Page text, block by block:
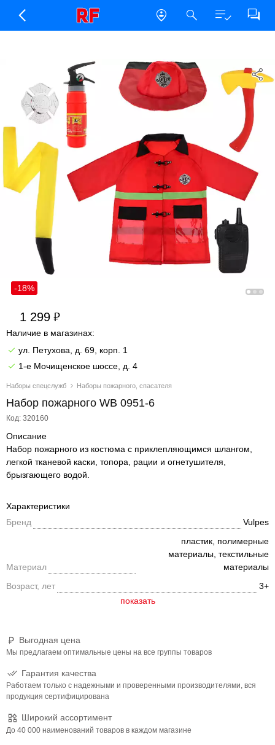
Наборы спецслужб Наборы пожарного, спасателя
Набор пожарного WB 0951-6
Код: 320160
-18%
1 299
Наличие в магазинах:
ул. Петухова, д. 69, корп. 1
1-е Мочищенское шоссе, д. 4
Описание
Набор пожарного из костюма с приклепляющимся шлангом,
легкой тканевой каски, топора, рации и огнетушителя,
брызгающего водой.
Выгодная цена
Мы предлагаем оптимальные цены на все группы товаров
Гарантия качества
Работаем только с надежными и проверенными производителями, вся
продукция сертифицирована
Широкий ассортимент
До 40 000 наименований товаров в каждом магазине
Характеристики
Бренд
Vulpes
Материал
пластик, полимерные
материалы, текстильные
материалы
Возраст, лет
3+